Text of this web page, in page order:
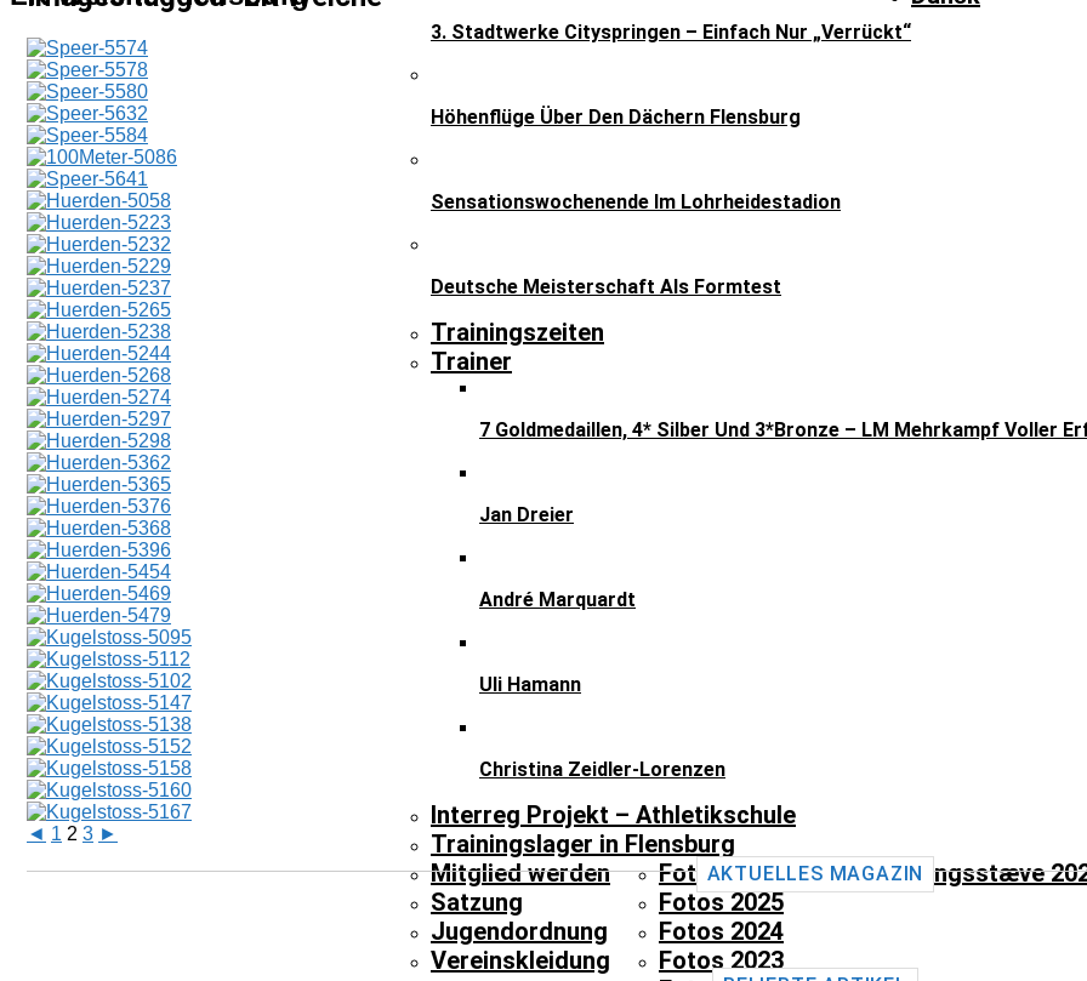
3. Stadtwerke Cityspringen – Einfach Nur „verrückt“
Höhenflüge Über Den Dächern Flensburg
Sensationswochenende Im Lohrheidestadion
Deutsche Meisterschaft Als Formtest
Trainingszeiten
Trainer
7 Goldmedaillen, 4* Silber Und 3*Bronze – LM Mehrkampf Voller
Jan Dreier
André Marquardt
Uli Hamann
Christina Zeidler-Lorenzen
Interreg Projekt – Athletikschule
Trainingslager in Flensburg
Mitglied werden
Satzung
Jugendordnung
Vereinskleidung
Fotos 2026
Fotos 2025
Fotos 2024
Fotos 2023
Baneåbningsstæve
◄ 1 2 3 ►
AKTUELLES MAGAZIN